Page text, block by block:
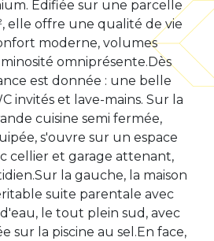
Édifiée sur une parcelle
elle offre une qualité de vie
moderne, volumes
omniprésente.Dès
est donnée : une belle
invités et lave-mains. Sur la
cuisine semi fermée,
s'ouvre sur un espace
cellier et garage attenant,
la gauche, la maison
suite parentale avec
le tout plein sud, avec
sur la piscine au sel.En face,